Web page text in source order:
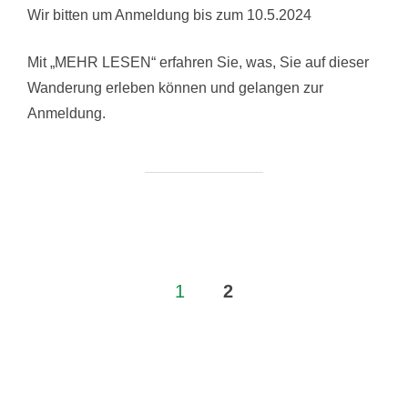
Wir bitten um Anmeldung bis zum 10.5.2024
Mit „MEHR LESEN“ erfahren Sie, was, Sie auf dieser
Wanderung erleben können und gelangen zur
Anmeldung.
Seitennummerierung
1 2